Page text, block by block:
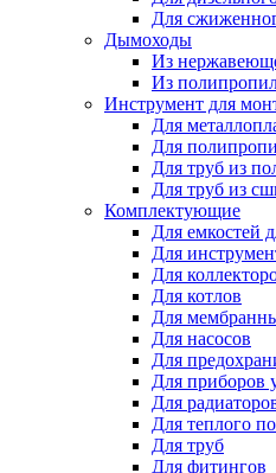
Для
Дымоходы
Из
Из
Инструмент для
Для
Для
Для труб из
Для труб из
Комплектующие
Для емкостей
Для
Для
Для котлов
Для
Для насосов
Для
Для приборов
Для
Для теплого
Для труб
Для фитингов